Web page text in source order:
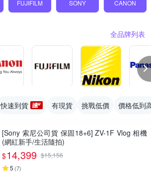
FUJIFILM SONY CANON
全品牌列表
快速到貨 有現貨 挑戰低價 價格低到
[Sony 索尼公司貨 保固18+6] ZV-1F Vlog 相機
(網紅新手/生活隨拍)
$14,399 $15,156
5 (7)